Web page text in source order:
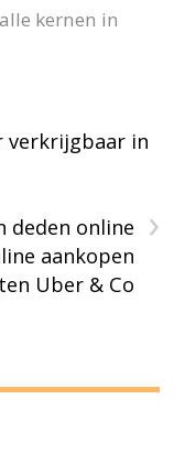
kernen in
verkrijgbaar in
›
deden online
aankopen
Uber & Co